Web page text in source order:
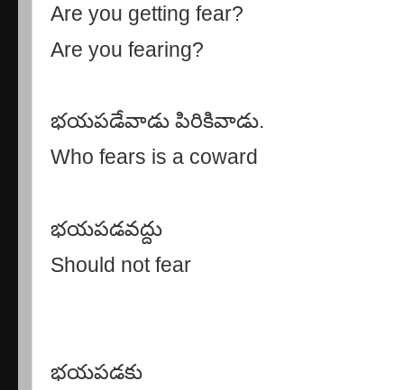
Are you getting fear?
Are you fearing?
భయపడేవాడు పిరికివాడు.
Who fears is a coward
భయపడవద్దు
Should not fear
భయపడకు